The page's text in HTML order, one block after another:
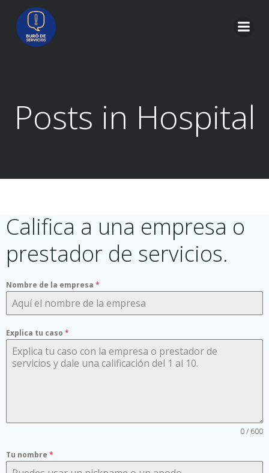
Posts in Hospital
Califica a una empresa o
prestador de servicios.
Nombre de la empresa *
Explica tu caso *
0 / 600
Tu nombre *